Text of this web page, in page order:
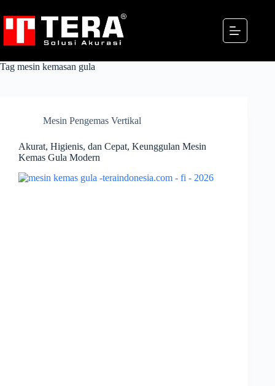
to
content
Tag mesin kemasan gula
Mesin Pengemas Vertikal
Akurat, Higienis, dan Cepat, Keunggulan Mesin
Kemas Gula Modern